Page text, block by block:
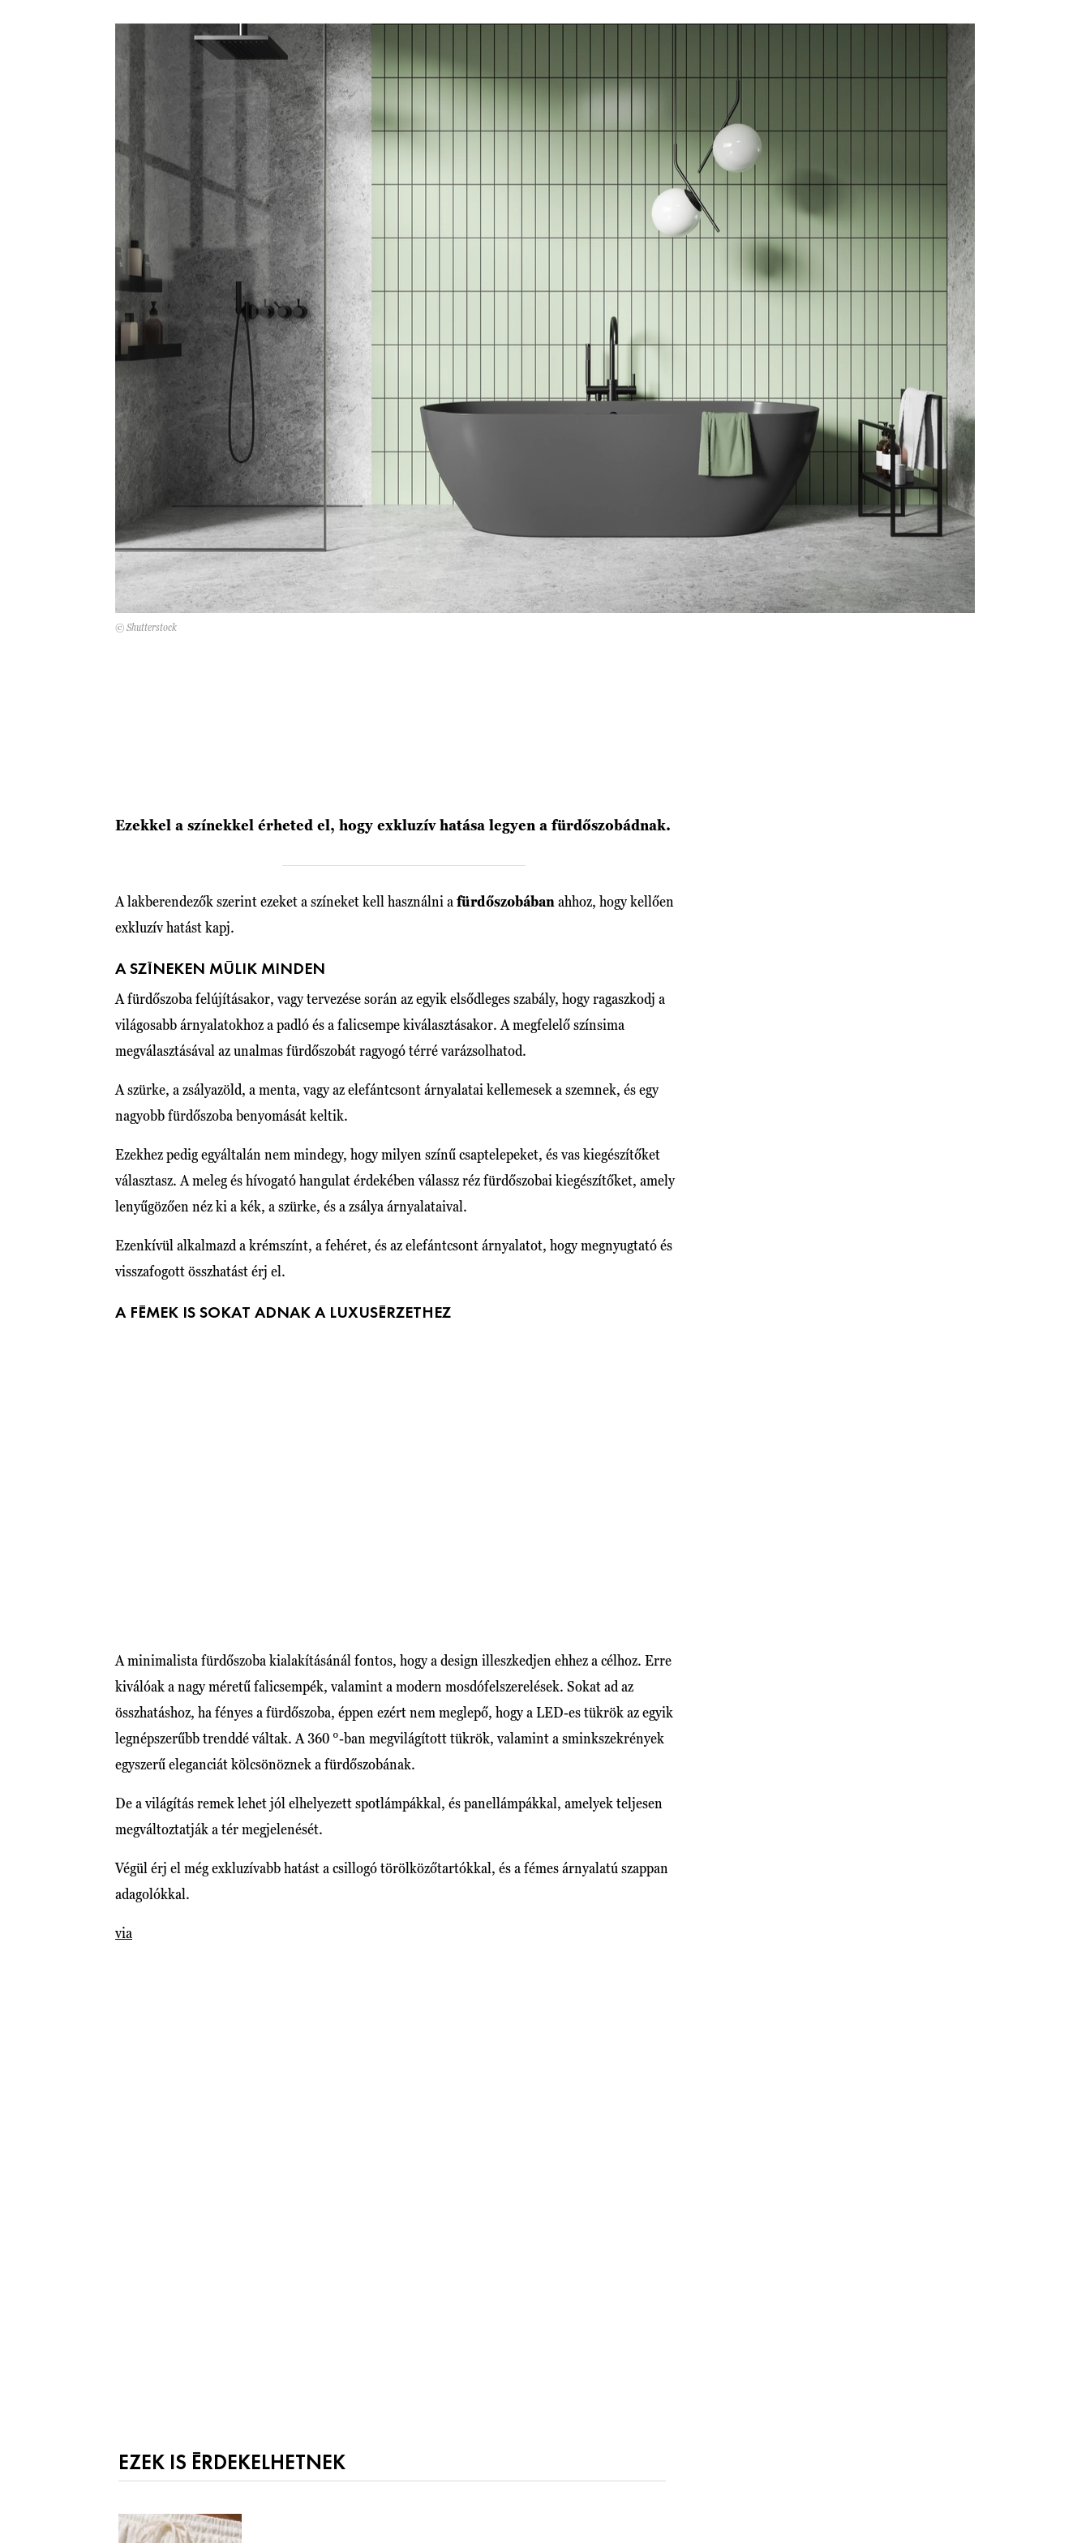
© Shutterstock
Ezekkel a színekkel érheted el, hogy exkluzív hatása legyen a fürdőszobádnak.
A lakberendezők szerint ezeket a színeket kell használni a fürdőszobában ahhoz, hogy kellően
exkluzív hatást kapj.
A SZÍNEKEN MÚLIK MINDEN
A fürdőszoba felújításakor, vagy tervezése során az egyik elsődleges szabály, hogy ragaszkodj a
világosabb árnyalatokhoz a padló és a falicsempe kiválasztásakor. A megfelelő színsima
megválasztásával az unalmas fürdőszobát ragyogó térré varázsolhatod.
A szürke, a zsályazöld, a menta, vagy az elefántcsont árnyalatai kellemesek a szemnek, és egy
nagyobb fürdőszoba benyomását keltik.
Ezekhez pedig egyáltalán nem mindegy, hogy milyen színű csaptelepeket, és vas kiegészítőket
választasz. A meleg és hívogató hangulat érdekében válassz réz fürdőszobai kiegészítőket, amely
lenyűgözően néz ki a kék, a szürke, és a zsálya árnyalataival.
Ezenkívül alkalmazd a krémszínt, a fehéret, és az elefántcsont árnyalatot, hogy megnyugtató és
visszafogott összhatást érj el.
A FÉMEK IS SOKAT ADNAK A LUXUSÉRZETHEZ
A minimalista fürdőszoba kialakításánál fontos, hogy a design illeszkedjen ehhez a célhoz. Erre
kiválóak a nagy méretű falicsempék, valamint a modern mosdófelszerelések. Sokat ad az
összhatáshoz, ha fényes a fürdőszoba, éppen ezért nem meglepő, hogy a LED-es tükrök az egyik
legnépszerűbb trenddé váltak. A 360 °-ban megvilágított tükrök, valamint a sminkszekrények
egyszerű eleganciát kölcsönöznek a fürdőszobának.
De a világítás remek lehet jól elhelyezett spotlámpákkal, és panellámpákkal, amelyek teljesen
megváltoztatják a tér megjelenését.
Végül érj el még exkluzívabb hatást a csillogó törölközőtartókkal, és a fémes árnyalatú szappan
adagolókkal.
via
EZEK IS ÉRDEKELHETNEK